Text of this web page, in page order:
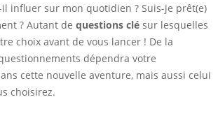
il influer sur mon quotidien ? Suis-je prêt(e)
? Autant de questions clé sur lesquelles
choix avant de vous lancer ! De la
dépendra votre
cette nouvelle aventure, mais aussi celui
choisirez.